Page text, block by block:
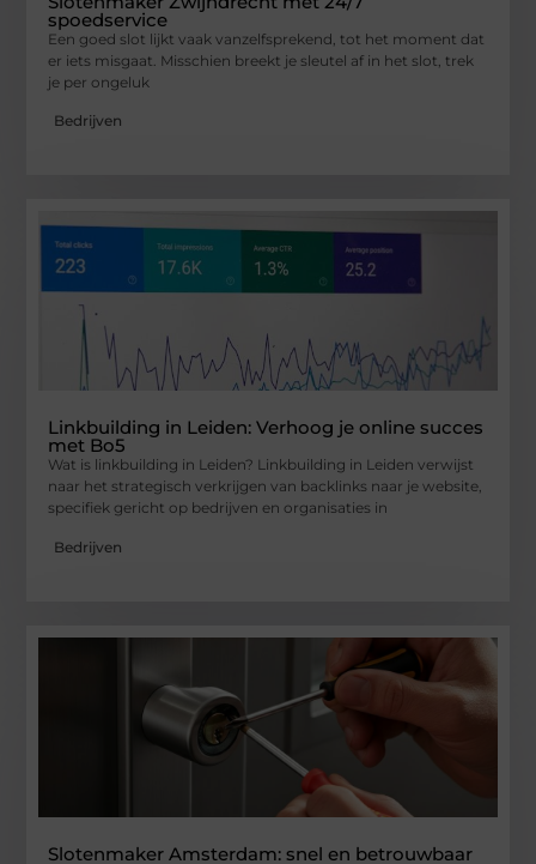
spoedservice
Een goed slot lijkt vaak vanzelfsprekend, tot het moment dat
er iets misgaat. Misschien breekt je sleutel af in het slot, trek
je per ongeluk
Bedrijven
Linkbuilding in Leiden: Verhoog je online succes
met Bo5
Wat is linkbuilding in Leiden? Linkbuilding in Leiden verwijst
naar het strategisch verkrijgen van backlinks naar je website,
specifiek gericht op bedrijven en organisaties in
Bedrijven
Slotenmaker Amsterdam: snel en betrouwbaar